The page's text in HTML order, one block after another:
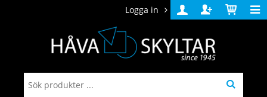
Logga in
Logga
in
Skapa
konto
Varukorg